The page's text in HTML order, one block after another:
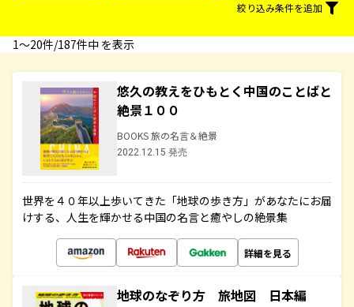
絞り込み条件を追加
1〜20件/187件中 を表示
悠久の教えをひもとく中国のことばと
絶景１００
BOOKS 旅の名言＆絶景
2022.12.15 発売
世界を４０年以上歩いてきた「地球の歩き方」があなたにお届
けする、人生を輝かせる中国の名言と癒やしの絶景集
詳細を見る
地球のなぞり方 旅地図 日本編